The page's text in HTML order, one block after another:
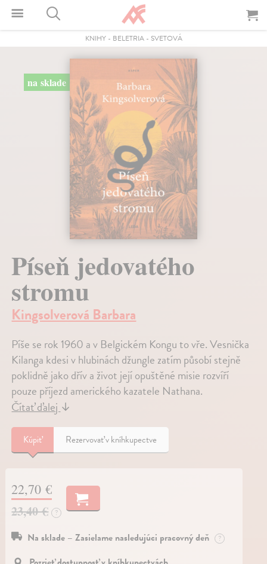
KNIHY- BELETRIA- SVETOVÁ
na sklade
Píseň jedovatého
stromu
Kingsolverová Barbara
Píše se rok 1960 a v Belgickém Kongu to vře. Vesnička
Kilanga kdesi v hlubinách džungle zatím působí stejně
poklidně jako dřív a život její opuštěné misie rozvíří
pouze příjezd amerického kazatele Nathana.
Čítať ďalej↓
Kúpiť Rezervovať v kníhkupectve
22,70 €
23,40 €
?
Na sklade – Zasielame nasledujúci pracovný deň ?